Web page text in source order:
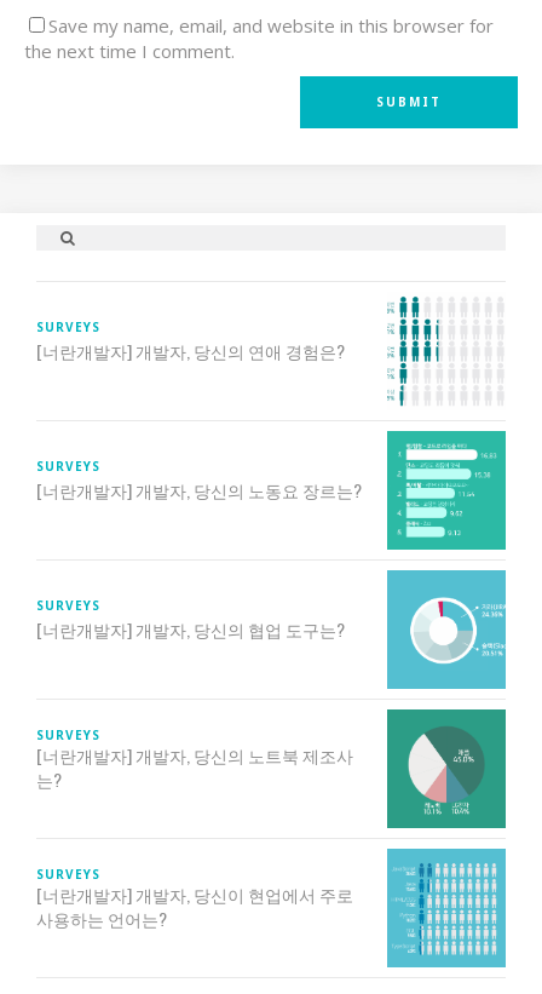
Save my name, email, and website in this browser for
the next time I comment.
SURVEYS
[너란개발자] 개발자, 당신의 연애 경험은?
SURVEYS
[너란개발자] 개발자, 당신의 노동요 장르는?
SURVEYS
[너란개발자] 개발자, 당신의 협업 도구는?
SURVEYS
[너란개발자] 개발자, 당신의 노트북 제조사
는?
SURVEYS
[너란개발자] 개발자, 당신이 현업에서 주로
사용하는 언어는?